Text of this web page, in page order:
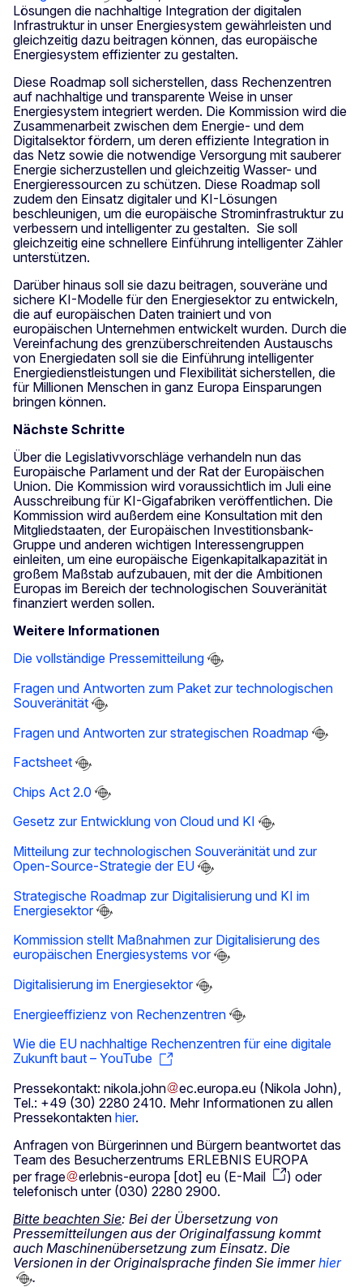
Lösungen die nachhaltige Integration der digitalen
Infrastruktur in unser Energiesystem gewährleisten und
gleichzeitig dazu beitragen können, das europäische
Energiesystem effizienter zu gestalten.
Diese Roadmap soll sicherstellen, dass Rechenzentren
auf nachhaltige und transparente Weise in unser
Energiesystem integriert werden. Die Kommission wird die
Zusammenarbeit zwischen dem Energie- und dem
Digitalsektor fördern, um deren effiziente Integration in
das Netz sowie die notwendige Versorgung mit sauberer
Energie sicherzustellen und gleichzeitig Wasser- und
Energieressourcen zu schützen. Diese Roadmap soll
zudem den Einsatz digitaler und KI-Lösungen
beschleunigen, um die europäische Strominfrastruktur zu
verbessern und intelligenter zu gestalten. Sie soll
gleichzeitig eine schnellere Einführung intelligenter Zähler
unterstützen.
Darüber hinaus soll sie dazu beitragen, souveräne und
sichere KI-Modelle für den Energiesektor zu entwickeln,
die auf europäischen Daten trainiert und von
europäischen Unternehmen entwickelt wurden. Durch die
Vereinfachung des grenzüberschreitenden Austauschs
von Energiedaten soll sie die Einführung intelligenter
Energiedienstleistungen und Flexibilität sicherstellen, die
für Millionen Menschen in ganz Europa Einsparungen
bringen können.
Nächste Schritte
Über die Legislativvorschläge verhandeln nun das
Europäische Parlament und der Rat der Europäischen
Union. Die Kommission wird voraussichtlich im Juli eine
Ausschreibung für KI-Gigafabriken veröffentlichen. Die
Kommission wird außerdem eine Konsultation mit den
Mitgliedstaaten, der Europäischen Investitionsbank-
Gruppe und anderen wichtigen Interessengruppen
einleiten, um eine europäische Eigenkapitalkapazität in
großem Maßstab aufzubauen, mit der die Ambitionen
Europas im Bereich der technologischen Souveränität
finanziert werden sollen.
Weitere Informationen
Die vollständige Pressemitteilung
Fragen und Antworten zum Paket zur technologischen
Souveränität
Fragen und Antworten zur strategischen Roadmap
Factsheet
Chips Act 2.0
Gesetz zur Entwicklung von Cloud und KI
Mitteilung zur technologischen Souveränität und zur
Open-Source-Strategie der EU
Strategische Roadmap zur Digitalisierung und KI im
Energiesektor
Kommission stellt Maßnahmen zur Digitalisierung des
europäischen Energiesystems vor
Digitalisierung im Energiesektor
Energieeffizienz von Rechenzentren
Wie die EU nachhaltige Rechenzentren für eine digitale
Zukunft baut – YouTube
Pressekontakt: nikola.john ec.europa.eu (Nikola John),
Tel.: +49 (30) 2280 2410. Mehr Informationen zu allen
Pressekontakten hier.
Anfragen von Bürgerinnen und Bürgern beantwortet das
Team des Besucherzentrums ERLEBNIS EUROPA
perfrage erlebnis-europa [dot] eu (E-Mail ) oder
telefonisch unter (030) 2280 2900.
Bitte beachten Sie: Bei der Übersetzung von
Pressemitteilungen aus der Originalfassung kommt
auch Maschinenübersetzung zum Einsatz. Die
Versionen in der Originalsprache finden Sie immerhier
.